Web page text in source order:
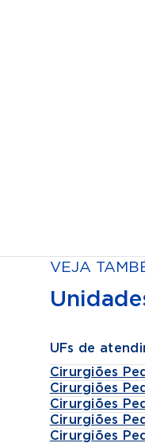
VEJA
UFs de
Cirurgiões
Cirurgiões
Cirurgiões
Cirurgiões
Cirurgiões